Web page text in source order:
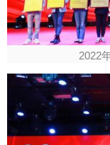
2022